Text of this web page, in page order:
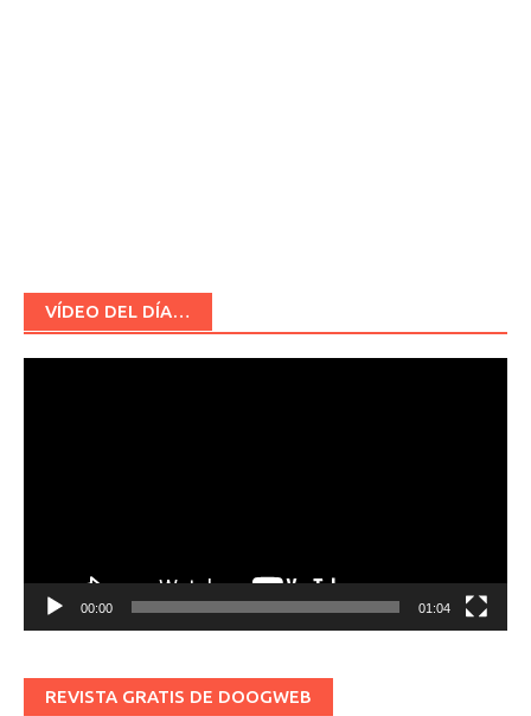
VÍDEO DEL DÍA…
00:00 01:04
REVISTA GRATIS DE DOOGWEB